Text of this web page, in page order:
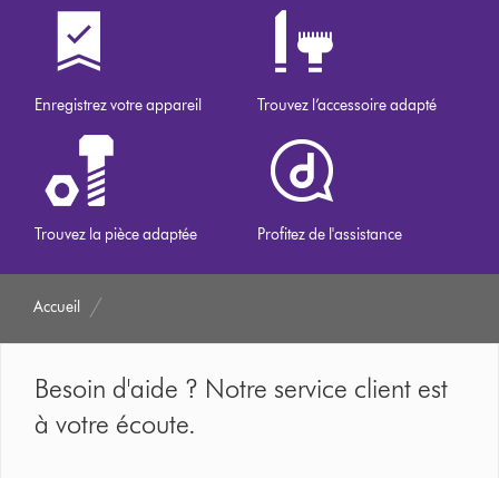
Enregistrez votre appareil Trouvez l’accessoire adapté
Trouvez la pièce adaptée Profitez de l'assistance
Accueil
Besoin d'aide ? Notre service client est
à votre écoute.